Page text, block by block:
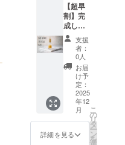
【超早
割】完
成した
商品5本
・詳
細：セ
ラム
ルネッ
サン
ス
ボー
テ 5本
・提供
方法：
完成後
支援
者：
0人
お届
け予
定：
2025
年12
月
詳細を見る
こ
の
リ
タ
ー
ン
を